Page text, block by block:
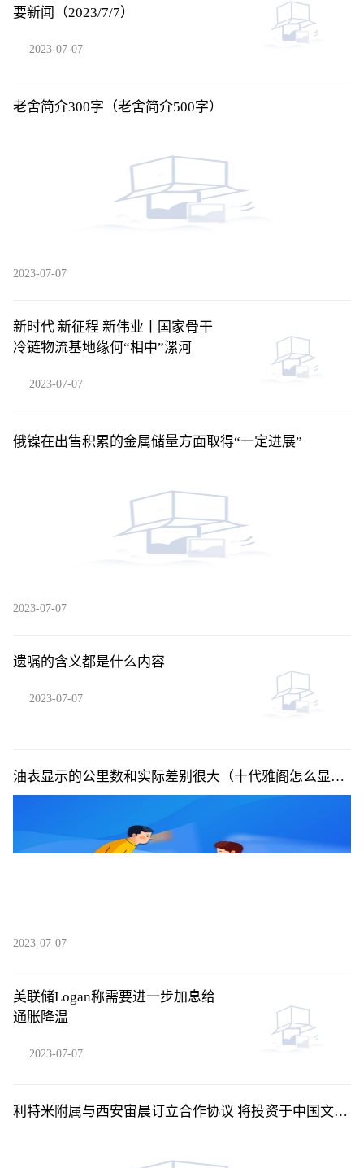
要新闻（2023/7/7）
2023-07-07
老舍简介300字（老舍简介500字）
2023-07-07
新时代 新征程 新伟业丨国家骨干
冷链物流基地缘何“相中”漯河
2023-07-07
俄镍在出售积累的金属储量方面取得“一定进展”
2023-07-07
遗嘱的含义都是什么内容
2023-07-07
油表显示的公里数和实际差别很大（十代雅阁怎么显示
公里数）
2023-07-07
美联储Logan称需要进一步加息给
通胀降温
2023-07-07
利特米附属与西安宙晨订立合作协议 将投资于中国文昌